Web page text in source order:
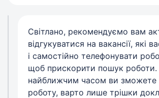
Світлано, рекомендуємо вам
відгукуватися на вакансії, які
і самостійно телефонувати
щоб прискорити пошук
найближчим часом ви зможете
роботу, варто лише трішки